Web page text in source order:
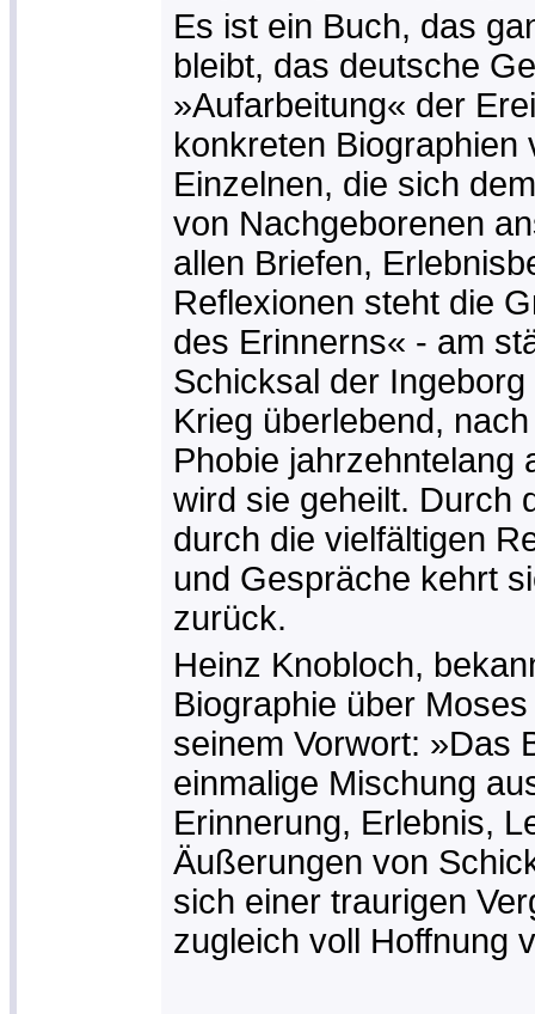
Es ist ein Buch, das
bleibt, das deutsche
»Aufarbeitung« der
konkreten Biographien
Einzelnen, die sich
von Nachgeborenen
allen Briefen,
Reflexionen steht die
des Erinnerns« - am
Schicksal der
Krieg überlebend,
Phobie jahrzehntelang
wird sie geheilt. Durch
durch die vielfältigen
und Gespräche kehrt
zurück.
Heinz Knobloch,
Biographie über
seinem Vorwort: »Das
einmalige Mischung
Erinnerung, Erlebnis,
Äußerungen von
sich einer traurigen
zugleich voll Hoffnung